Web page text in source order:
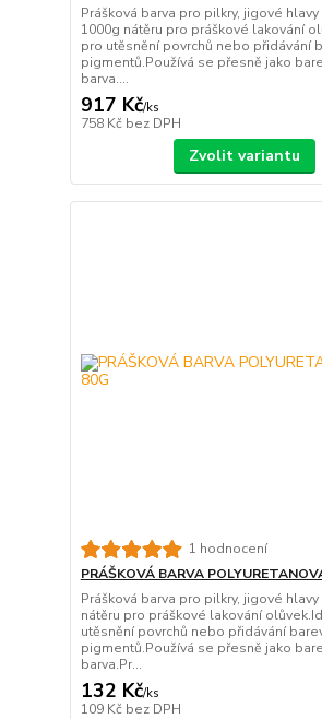
Prášková barva pro pilkry, jigové hlavy
1000g nátěru pro práškové lakování
pro utěsnění povrchů nebo přidávání
pigmentů.Používá se přesně jako
barva....
917 Kč/ks
758 Kč bez DPH
Zvolit variantu
1 hodnocení
PRÁŠKOVÁ BARVA
Prášková barva pro pilkry, jigové
nátěru pro práškové lakování
utěsnění povrchů nebo přidávání
pigmentů.Používá se přesně jako
barva.Pr...
132 Kč/ks
109 Kč bez DPH